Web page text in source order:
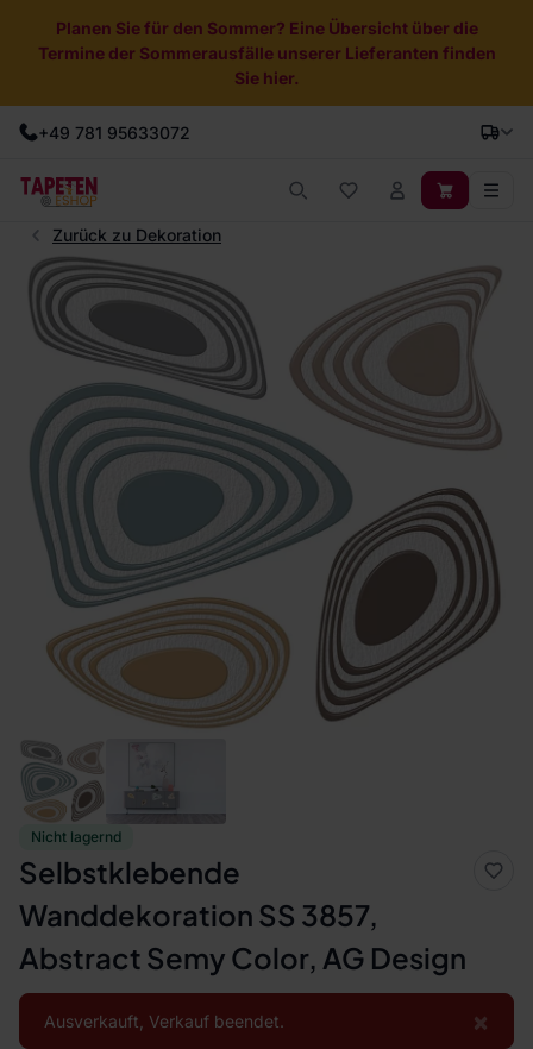
Planen Sie für den Sommer? Eine Übersicht über die
Termine der Sommerausfälle unserer Lieferanten finden
Sie hier.
+49 781 95633072
Zurück zu Dekoration
Nicht lagernd
Selbstklebende
Wanddekoration SS 3857,
Abstract Semy Color, AG Design
×
Ausverkauft, Verkauf beendet.